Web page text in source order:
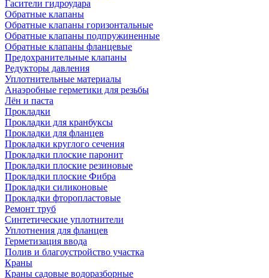
Гасители гидроудара
Обратные клапаны
Обратные клапаны горизонтальные
Обратные клапаны подпружиненные
Обратные клапаны фланцевые
Предохранительные клапаны
Редукторы давления
Уплотнительные материалы
Анаэробные герметики для резьбы
Лён и паста
Прокладки
Прокладки для кранбуксы
Прокладки для фланцев
Прокладки круглого сечения
Прокладки плоские паронит
Прокладки плоские резиновые
Прокладки плоские Фибра
Прокладки силиконовые
Прокладки фторопластовые
Ремонт труб
Синтетические уплотнители
Уплотнения для фланцев
Герметизация ввода
Полив и благоустройство участка
Краны
Краны садовые водоразборные